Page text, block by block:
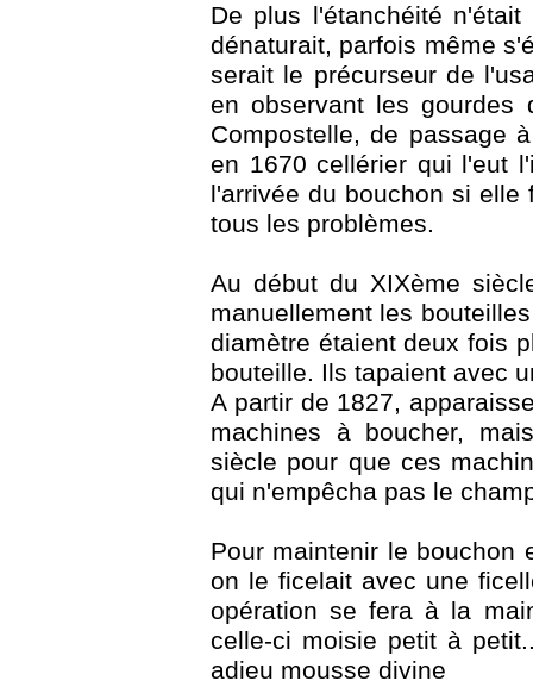
De plus l'étanchéité
dénaturait, parfois même
serait le précurseur de
en observant les gourdes
Compostelle, de passage
en 1670 cellérier qui l'eut
l'arrivée du bouchon si
tous les problèmes.
Au début du XIXème
manuellement les
diamètre étaient deux fois
bouteille. Ils tapaient avec
A partir de 1827,
machines à boucher,
siècle pour que ces
qui n'empêcha pas le
Pour maintenir le bouchon
on le ficelait avec une
opération se fera à la
celle-ci moisie petit à
adieu mousse divine